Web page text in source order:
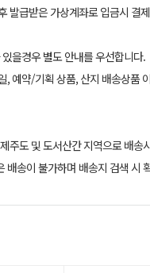
발급받은 가상계좌로 입금시
을경우 별도 안내를 우선합니다.
, 예약/기획 상품, 산지 배송상품
주도 및 도서산간 지역으로 배
배송이 불가하며 배송지 검색 시